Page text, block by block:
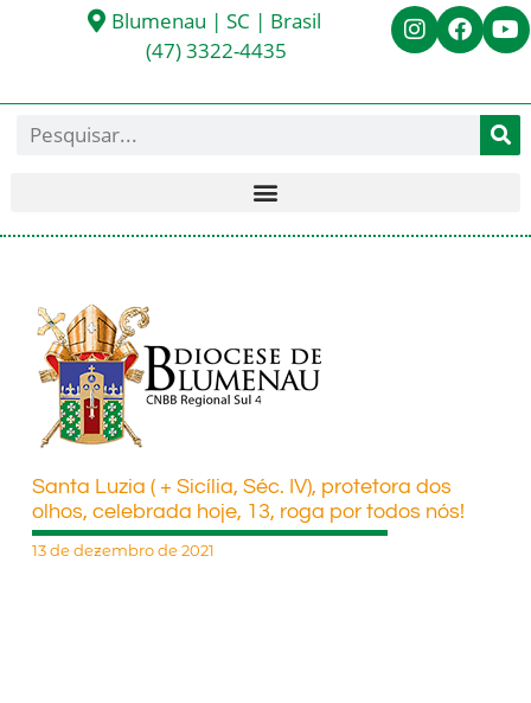
Blumenau | SC | Brasil
(47) 3322-4435
Santa Luzia ( + Sicília, Séc. IV), protetora dos
olhos, celebrada hoje, 13, roga por todos nós!
13 de dezembro de 2021